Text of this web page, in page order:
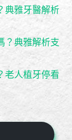
典雅牙醫解析
？典雅解析支
老人植牙停看